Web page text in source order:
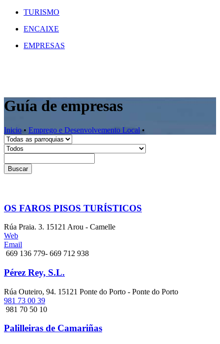
TURISMO
ENCAIXE
EMPRESAS
Guía de empresas
Inicio • Emprego e Desenvolvemento Local •
Buscar
OS FAROS PISOS TURÍSTICOS
Rúa Praia. 3. 15121 Arou - Camelle
Web
Email
669 136 779- 669 712 938
Pérez Rey, S.L.
Rúa Outeiro, 94. 15121 Ponte do Porto - Ponte do Porto
981 73 00 39
981 70 50 10
Palilleiras de Camariñas